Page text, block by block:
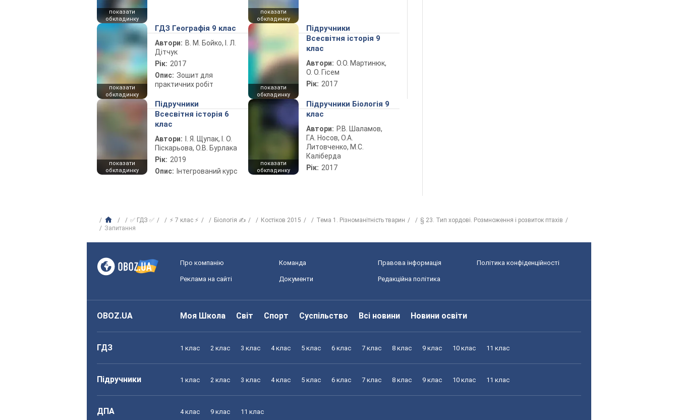
показати
обкладинку
показати
обкладинку
показати
обкладинку
ГДЗ Географія 9 клас
Автори: В. М. Бойко, І. Л.
Дітчук
Рік: 2017
Опис: Зошит для
практичних робіт
показати
обкладинку
Підручники
Всесвітня історія 9
клас
Автори: О.О. Мартинюк,
О. О. Гісем
Рік: 2017
показати
обкладинку
Підручники
Всесвітня історія 6
клас
Автори:
І. Я. Щупак, І. О.
Піскарьова, О.В. Бурлака
Рік: 2019
Опис: Інтегрований курс
показати
обкладинку
Підручники Біологія 9
клас
Автори: Р.В. Шаламов,
Г.А. Носов, О.А.
Литовченко, М.С.
Каліберда
Рік: 2017
✅ ГДЗ ✅ ⚡ 7 клас ⚡ Біологія ✍ Костіков 2015 Тема 1. Різноманітність тварин
§ 23. Тип хордові. Розмноження і розвиток птахів
Запитання
Про компанію Команда Правова інформація Політика конфіденційності
Реклама на сайті Документи Редакційна політика
OBOZ.UA Моя Школа Світ Спорт Суспільство Всі новини Новини освіти
ГДЗ 1 клас 2 клас 3 клас 4 клас 5 клас 6 клас 7 клас 8 клас 9 клас 10 клас 11 клас
Підручники 1 клас 2 клас 3 клас 4 клас 5 клас 6 клас 7 клас 8 клас 9 клас 10 клас 11 клас
ДПА 4 клас 9 клас 11 клас